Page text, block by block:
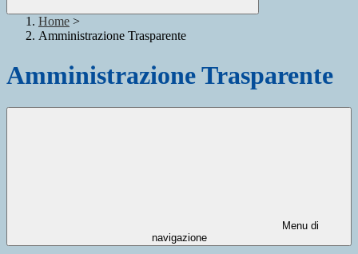
Home >
Amministrazione Trasparente
Amministrazione Trasparente
Menu di
navigazione